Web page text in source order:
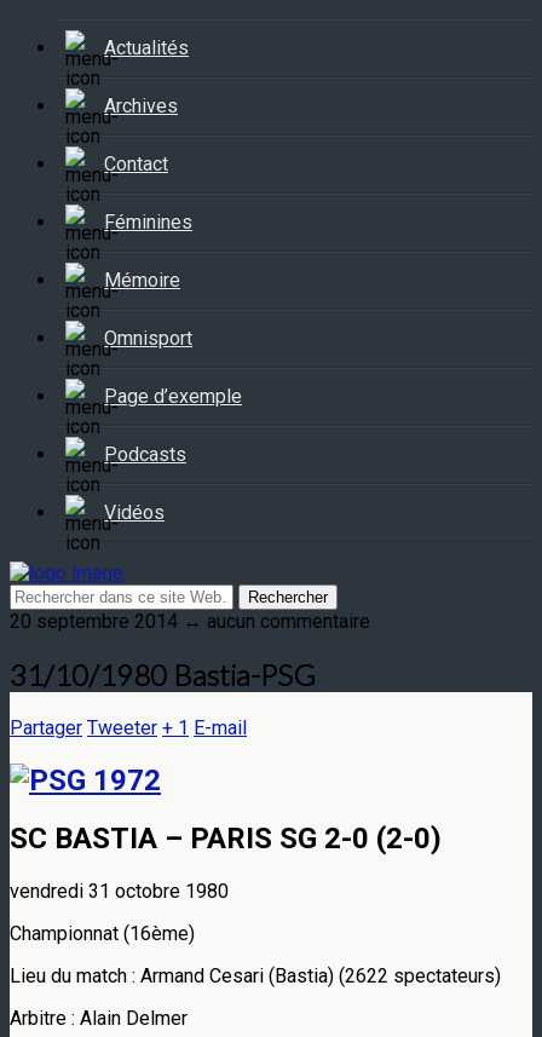
Actualités
Archives
Contact
Féminines
Mémoire
Omnisport
Page d’exemple
Podcasts
Vidéos
20 septembre 2014 ↔ aucun commentaire
31/10/1980 Bastia-PSG
Partager Tweeter + 1 E-mail
SC BASTIA – PARIS SG 2-0 (2-0)
vendredi 31 octobre 1980
Championnat (16ème)
Lieu du match : Armand Cesari (Bastia) (2622 spectateurs)
Arbitre : Alain Delmer